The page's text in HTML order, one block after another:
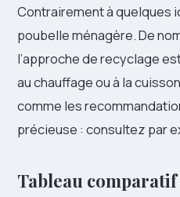
Contrairement à quelques
poubelle ménagère. De
l’approche de recyclage
au chauffage ou à la
comme les
précieuse : consultez par
Tableau